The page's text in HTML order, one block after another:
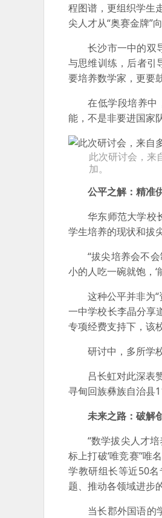
程图谱，更组织学生
尖人才从“奥赛金牌”
长沙市一中的双
与思维训练，后者引
要培养数学家，更要
在低学段培养中
能，不是非要进国家
此次研讨会，来
加。
公平之解：精准
华东师范大学校
学生培养的现状和拔
“拔尖培养会不
小的人吃一碗就饱，‘
这种公平并非为
一中学校长李晶分享
专项经费支持下，该
研讨中，多所学
吕长虹对此深表
寻甸回族彝族自治县
未来之路：破解
“数学拔尖人才
标上打破‘唯竞赛’‘
学教研组长等近50
题、推动各领域进步
当长郡外国语的